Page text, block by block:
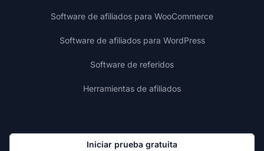
Software de afiliados para WooCommerce
Software de afiliados para WordPress
Software de referidos
Herramientas de afiliados
Iniciar prueba gratuita